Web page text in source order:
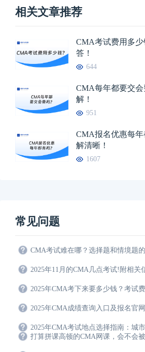
相关文章推荐
CMA考试费用多
答！
644
CMA每年都要交
解！
951
CMA报名优惠每
解清晰！
1607
常见问题
CMA考试难在哪？选择题和情境题
2025年11月的CMA几点考试!附相关
2025年CMA考下来要多少钱？考试
2025年CMA成绩查询入口及报名官
2025年CMA考试地点选择指南：城
打算拼课高顿的CMA网课，会不会